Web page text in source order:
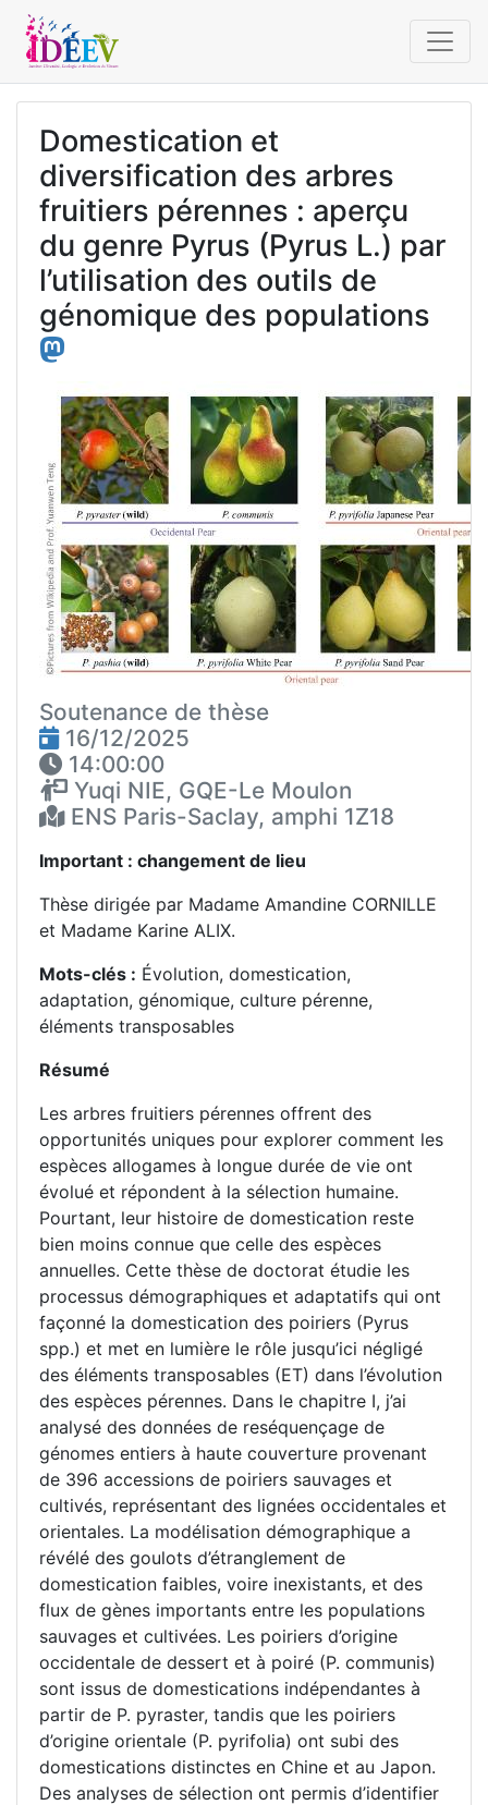
Domestication et
diversification des arbres
fruitiers pérennes : aperçu
du genre Pyrus (Pyrus L.) par
l’utilisation des outils de
génomique des populations
Soutenance de thèse
16/12/2025
14:00:00
Yuqi NIE, GQE-Le Moulon
ENS Paris-Saclay, amphi 1Z18
Important : changement de lieu
Thèse dirigée par Madame Amandine CORNILLE
et Madame Karine ALIX.
Mots-clés : Évolution, domestication,
adaptation, génomique, culture pérenne,
éléments transposables
Résumé
Les arbres fruitiers pérennes offrent des
opportunités uniques pour explorer comment les
espèces allogames à longue durée de vie ont
évolué et répondent à la sélection humaine.
Pourtant, leur histoire de domestication reste
bien moins connue que celle des espèces
annuelles. Cette thèse de doctorat étudie les
processus démographiques et adaptatifs qui ont
façonné la domestication des poiriers (Pyrus
spp.) et met en lumière le rôle jusqu’ici négligé
des éléments transposables (ET) dans l’évolution
des espèces pérennes. Dans le chapitre I, j’ai
analysé des données de reséquençage de
génomes entiers à haute couverture provenant
de 396 accessions de poiriers sauvages et
cultivés, représentant des lignées occidentales et
orientales. La modélisation démographique a
révélé des goulots d’étranglement de
domestication faibles, voire inexistants, et des
flux de gènes importants entre les populations
sauvages et cultivées. Les poiriers d’origine
occidentale de dessert et à poiré (P. communis)
sont issus de domestications indépendantes à
partir de P. pyraster, tandis que les poiriers
d’origine orientale (P. pyrifolia) ont subi des
domestications distinctes en Chine et au Japon.
Des analyses de sélection ont permis d’identifier